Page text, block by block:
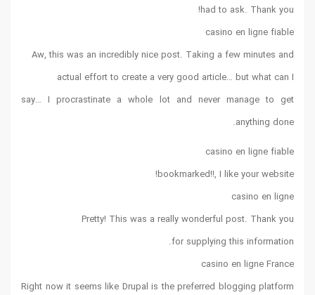
had to ask. Thank you!
casino en ligne fiable
Aw, this was an incredibly nice post. Taking a few minutes and
actual effort to create a very good article… but what can I
say… I procrastinate a whole lot and never manage to get
anything done.
casino en ligne fiable
bookmarked!!, I like your website!
casino en ligne
Pretty! This was a really wonderful post. Thank you
for supplying this information.
casino en ligne France
Right now it seems like Drupal is the preferred blogging platform